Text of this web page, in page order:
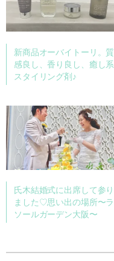
新商品オーバイトーリ。質
感良し、香り良し、癒し系
スタイリング剤♪
氏木結婚式に出席して参り
ました♡思い出の場所〜ラ
ソールガーデン大阪〜